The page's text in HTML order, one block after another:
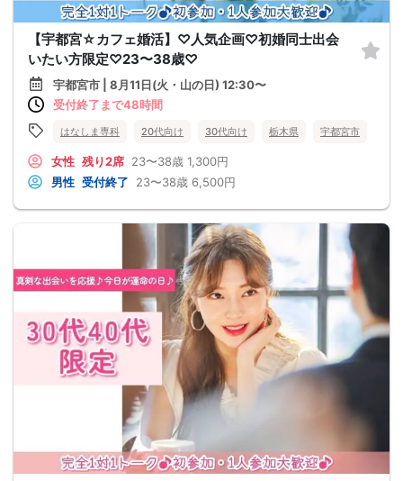
【宇都宮☆カフェ婚活】♡人気企画♡初婚同士出会
いたい方限定♡23〜38歳♡
宇都宮市 | 8月11日(火・山の日) 12:30〜
受付終了まで48時間
はなしま専科 20代向け 30代向け 栃木県 宇都宮市
女性 残り2席 23〜38歳 1,300円
男性 受付終了 23〜38歳 6,500円